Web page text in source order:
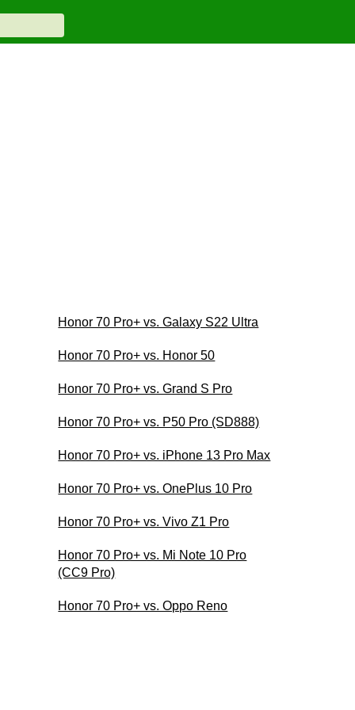
Honor 70 Pro+ vs. Galaxy S22 Ultra
Honor 70 Pro+ vs. Honor 50
Honor 70 Pro+ vs. Grand S Pro
Honor 70 Pro+ vs. P50 Pro (SD888)
Honor 70 Pro+ vs. iPhone 13 Pro Max
Honor 70 Pro+ vs. OnePlus 10 Pro
Honor 70 Pro+ vs. Vivo Z1 Pro
Honor 70 Pro+ vs. Mi Note 10 Pro
(CC9 Pro)
Honor 70 Pro+ vs. Oppo Reno